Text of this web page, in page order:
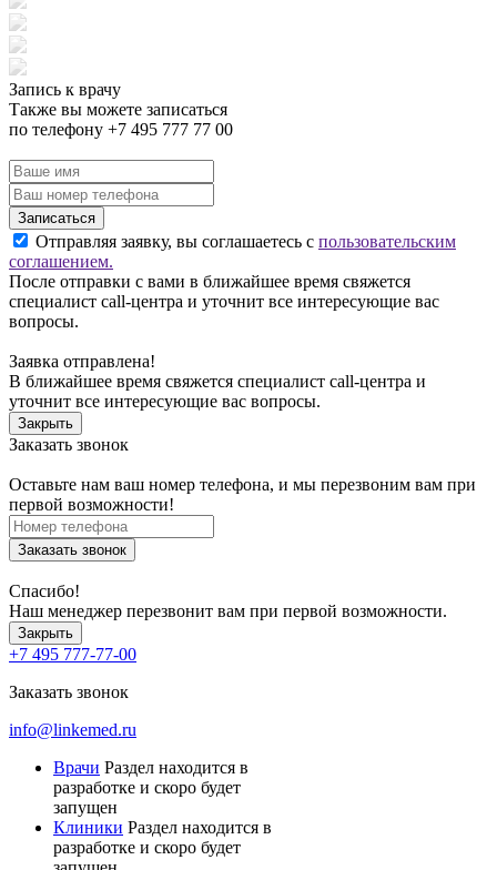
Запись к врачу
Также вы можете записаться
по телефону +7 495 777 77 00
Записаться
Отправляя заявку, вы соглашаетесь с пользовательским
соглашением.
После отправки с вами в ближайшее время свяжется
специалист call-центра и уточнит все интересующие вас
вопросы.
Заявка отправлена!
В ближайшее время свяжется специалист call-центра и
уточнит все интересующие вас вопросы.
Закрыть
Заказать звонок
Оставьте нам ваш номер телефона, и мы перезвоним вам при
первой возможности!
Заказать звонок
Спасибо!
Наш менеджер перезвонит вам при первой возможности.
Закрыть
+7 495 777-77-00
Заказать звонок
info@linkemed.ru
Врачи Раздел находится в
разработке и скоро будет
запущен
Клиники Раздел находится в
разработке и скоро будет